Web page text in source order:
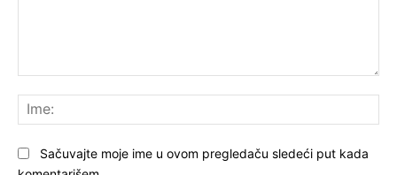
Sačuvajte moje ime u ovom pregledaču sledeći put kada